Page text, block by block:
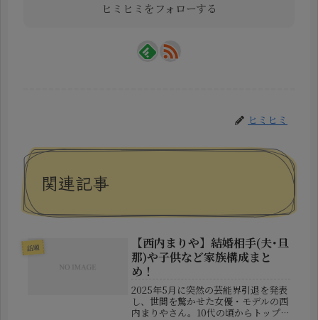
ヒミヒミをフォローする
ヒミヒミ
関連記事
話題
【西内まりや】結婚相手(夫･旦
那)や子供など家族構成まと
め！
2025年5月に突然の芸能界引退を発表
し、世間を驚かせた女優・モデルの西
内まりやさん。10代の頃からトップモ